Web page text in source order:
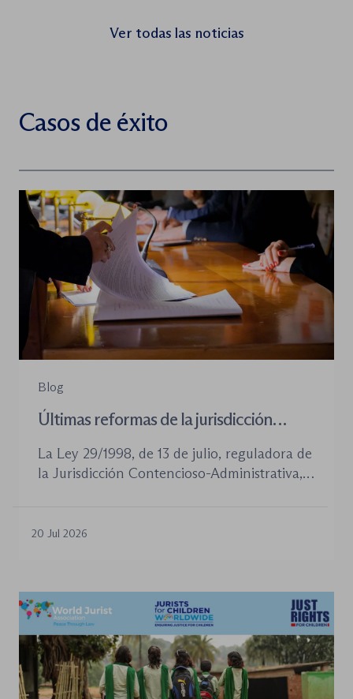
auge de los autoritarismos y la erosión […]
Ver todas las noticias
Casos de éxito
Blog
Últimas reformas de la jurisdicción
La Ley 29/1998, de 13 de julio, reguladora de
la Jurisdicción Contencioso-Administrativa,
aprobadas en los últimos años no han
tramitación de los procedimientos como en
la organización de los órganos […]
20 Jul 2026